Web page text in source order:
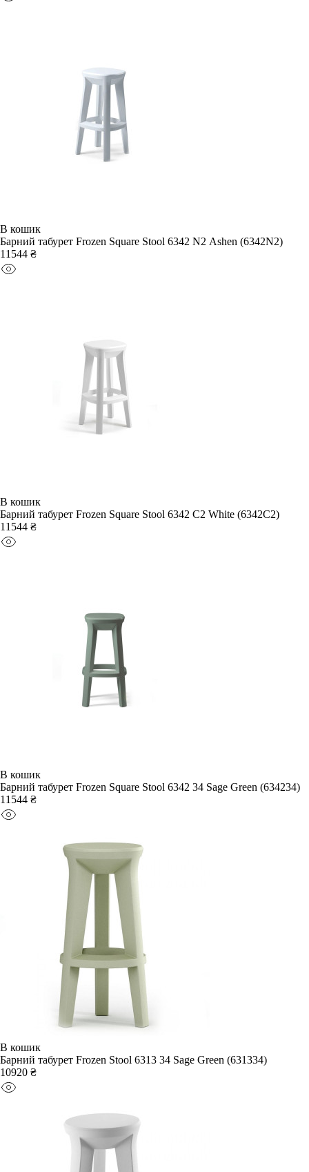
В кошик
Барний табурет Frozen Square Stool 6342 N2 Ashen (6342N2)
11544 ₴
В кошик
Барний табурет Frozen Square Stool 6342 C2 White (6342C2)
11544 ₴
В кошик
Барний табурет Frozen Square Stool 6342 34 Sage Green (634234)
11544 ₴
В кошик
Барний табурет Frozen Stool 6313 34 Sage Green (631334)
10920 ₴